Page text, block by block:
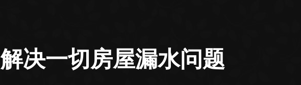
解决一切房屋漏水问题